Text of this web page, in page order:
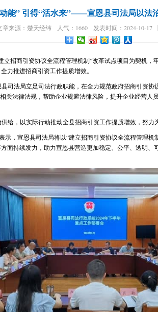
能” 引得“活水来”——宣恩县司法局以法
章来源：楚天经纬 人气：1660 发表时间：2024-10-17
立招商引资协议全流程管理机制”改革试点项目为契机
力推进招商引资工作提质增效。
司法局立足司法行政职能，在全力规范政府招商引资
关法律法规，帮助企业规避法律风险，提升企业经营人
给，以实际行动推动全县招商引资工作提质增效，努力
示，宣恩县司法局将以“建立招商引资协议全流程管理
面持续发力，助力宣恩县营造更加稳定、公平、透明